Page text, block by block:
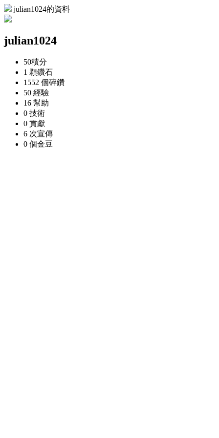
julian1024的資料
julian1024
50積分
1 顆鑽石
1552 個碎鑽
50 經驗
16 幫助
0 技術
0 貢獻
6 次宣傳
0 個金豆